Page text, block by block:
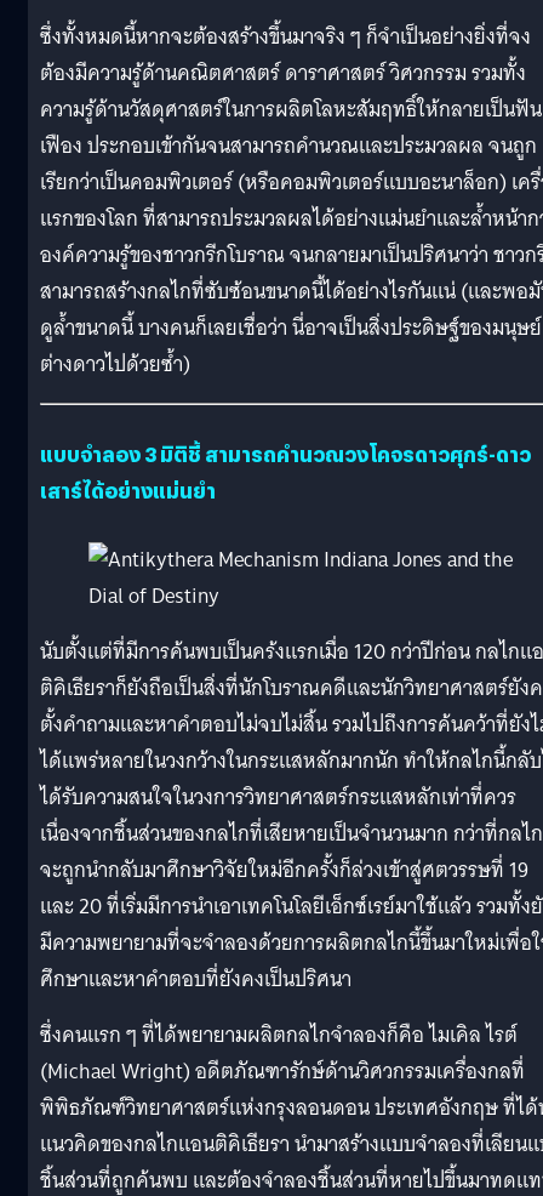
ซึ่งทั้งหมดนี้หากจะต้องสร้างขึ้นมาจริง ๆ ก็จำเป็นอย่างยิ่งที่จง
ต้องมีความรู้ด้านคณิตศาสตร์ ดาราศาสตร์ วิศวกรรม รวมทั้ง
ความรู้ด้านวัสดุศาสตร์ในการผลิตโลหะสัมฤทธิ์ให้กลายเป็นฟัน
เฟือง ประกอบเข้ากันจนสามารถคำนวณและประมวลผล จนถูก
เรียกว่าเป็นคอมพิวเตอร์ (หรือคอมพิวเตอร์แบบอะนาล็อก) เค
แรกของโลก ที่สามารถประมวลผลได้อย่างแม่นยำและล้ำหน้าก
องค์ความรู้ของชาวกรีกโบราณ จนกลายมาเป็นปริศนาว่า ชาว
สามารถสร้างกลไกที่ซับซ้อนขนาดนี้ได้อย่างไรกันแน่ (และพอ
ดูล้ำขนาดนี้ บางคนก็เลยเชื่อว่า นี่อาจเป็นสิ่งประดิษฐ์ของมนุษย์
ต่างดาวไปด้วยซ้ำ)
แบบจำลอง 3 มิติชี้ สามารถคำนวณวงโคจรดาวศุกร์-ดาว
เสาร์ได้อย่างแม่นยำ
นับตั้งแต่ที่มีการค้นพบเป็นคร้งแรกเมื่อ 120 กว่าปีก่อน กลไกแ
ติคิเธียราก็ยังถือเป็นสิ่งที่นักโบราณคดีและนักวิทยาศาสตร์ยัง
ตั้งคำถามและหาคำตอบไม่จบไม่สิ้น รวมไปถึงการค้นคว้าที่ยัง
ได้แพร่หลายในวงกว้างในกระแสหลักมากนัก ทำให้กลไกนี้กลั
ได้รับความสนใจในวงการวิทยาศาสตร์กระแสหลักเท่าที่ควร
เนื่องจากชิ้นส่วนของกลไกที่เสียหายเป็นจำนวนมาก กว่าที่กลไ
จะถูกนำกลับมาศึกษาวิจัยใหม่อีกครั้งก็ล่วงเข้าสู่ศตวรรษที่ 19
และ 20 ที่เริ่มมีการนำเอาเทคโนโลยีเอ็กซ์เรย์มาใช้แล้ว รวมทั้ง
มีความพยายามที่จะจำลองด้วยการผลิตกลไกนี้ขึ้นมาใหม่เพื่อ
ศึกษาและหาคำตอบที่ยังคงเป็นปริศนา
ซึ่งคนแรก ๆ ที่ได้พยายามผลิตกลไกจำลองก็คือ ไมเคิล ไรต์
(Michael Wright) อดีตภัณฑารักษ์ด้านวิศวกรรมเครื่องกลที่
พิพิธภัณฑ์วิทยาศาสตร์แห่งกรุงลอนดอน ประเทศอังกฤษ ที่ได้
แนวคิดของกลไกแอนติคิเธียรา นำมาสร้างแบบจำลองที่เลียน
ชิ้นส่วนที่ถูกค้นพบ และต้องจำลองชิ้นส่วนที่หายไปขึ้นมาทดแ